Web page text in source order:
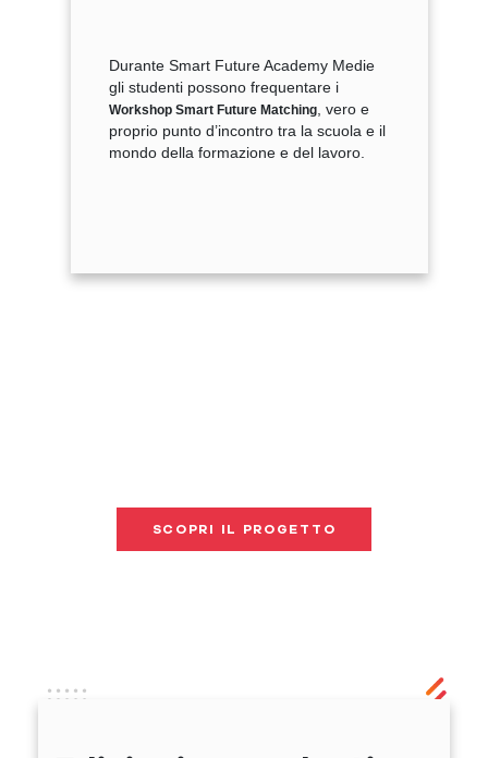
Durante Smart Future Academy Medie
gli studenti possono frequentare i
Workshop Smart Future Matching, vero e
proprio punto d’incontro tra la scuola e il
mondo della formazione e del lavoro.
SCOPRI IL PROGETTO